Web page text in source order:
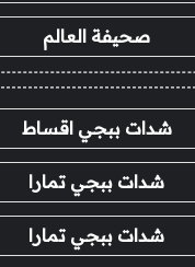
صحيفة العالم
شدات ببجي اقساط
شدات ببجي تمارا
شدات ببجي تمارا